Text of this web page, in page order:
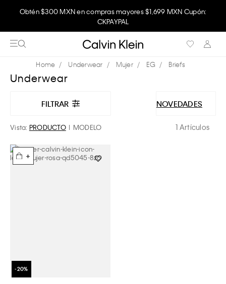
Obtén $300 MXN en compras mayores $1,699 MXN Cupón:
CKPAYPAL
Underwear Mujer EG Briefs
Underwear
FILTRAR NOVEDADES
Vista: PRODUCTO MODELO 1 Artículos
+